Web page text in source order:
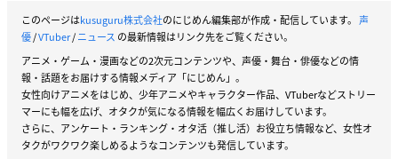
このページはkusuguru株式会社のにじめん編集部が作成・配信しています。 声
優/VTuber/ニュース の最新情報はリンク先をご覧ください。
アニメ・ゲーム・漫画などの2次元コンテンツや、声優・舞台・俳優などの情
報・話題をお届けする情報メディア「にじめん」。
女性向けアニメをはじめ、少年アニメやキャラクター作品、VTuberなどストリー
マーにも幅を広げ、オタクが気になる情報を幅広くお届けしています。
さらに、アンケート・ランキング・オタ活（推し活）お役立ち情報など、女性オ
タクがワクワク楽しめるようなコンテンツも発信しています。